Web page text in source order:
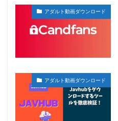
アダルト動画ダウンロード
アダルト動画ダウンロード